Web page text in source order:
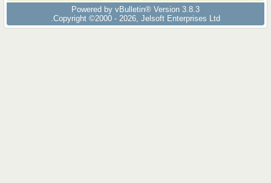
Powered by vBulletin® Version 3.8.3
Copyright ©2000 - 2026, Jelsoft Enterprises Ltd.